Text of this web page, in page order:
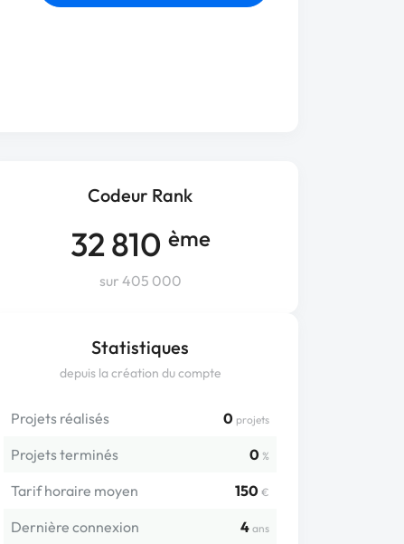
Codeur Rank
32 810 ème
sur 405 000
Statistiques
depuis la création du compte
Projets réalisés 0 projets
Projets terminés 0 %
Tarif horaire moyen 150 €
Dernière connexion 4 ans